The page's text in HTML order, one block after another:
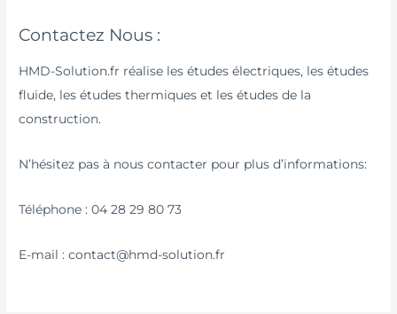
Contactez Nous :
HMD-Solution.fr réalise les études électriques, les études
fluide, les études thermiques et les études de la
construction.
N’hésitez pas à nous contacter pour plus d’informations:
Téléphone : 04 28 29 80 73
E-mail : contact@hmd-solution.fr